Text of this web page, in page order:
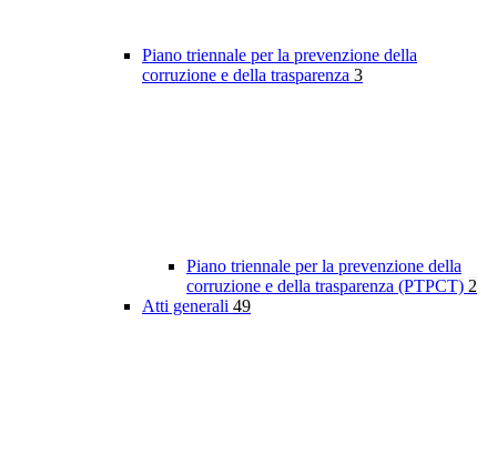
Piano triennale per la prevenzione della
corruzione e della trasparenza 3
Piano triennale per la prevenzione della
corruzione e della trasparenza (PTPCT) 2
Atti generali 49